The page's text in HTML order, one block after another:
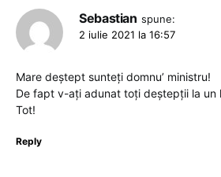
Sebastian spune:
2 iulie 2021 la 16:57
Mare deștept sunteți domnu’ ministru!
De fapt v-ați adunat toți deștepții la
Tot!
Reply